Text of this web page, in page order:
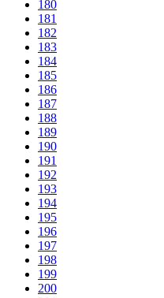
180
181
182
183
184
185
186
187
188
189
190
191
192
193
194
195
196
197
198
199
200